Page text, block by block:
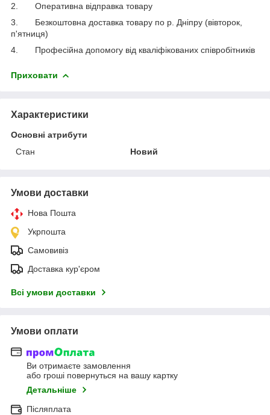
2.
Оперативна відправка товару
3.
Безкоштовна доставка товару по р. Дніпру (вівторок,
п'ятниця)
4.
Професійна допомогу від кваліфікованих співробітників
Приховати
Характеристики
Основні атрибути
Стан
Новий
Умови доставки
Нова Пошта
Укрпошта
Самовивіз
Доставка кур'єром
Всі умови доставки
Умови оплати
Ви отримаєте замовлення
або гроші повернуться на вашу картку
Детальніше
Післяплата